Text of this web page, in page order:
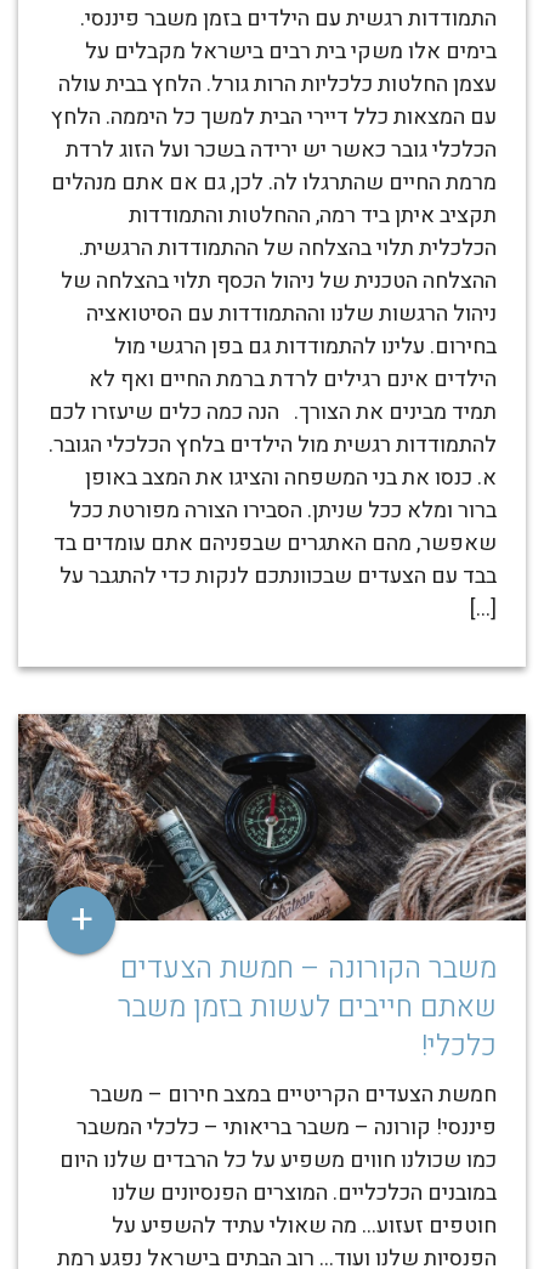
התמודדות רגשית עם הילדים בזמן משבר פיננסי.
בימים אלו משקי בית רבים בישראל מקבלים על
עצמן החלטות כלכליות הרות גורל. הלחץ בבית עולה
עם המצאות כלל דיירי הבית למשך כל היממה. הלחץ
הכלכלי גובר כאשר יש ירידה בשכר ועל הזוג לרדת
מרמת החיים שהתרגלו לה. לכן, גם אם אתם מנהלים
תקציב איתן ביד רמה, ההחלטות והתמודדות
הכלכלית תלוי בהצלחה של ההתמודדות הרגשית.
ההצלחה הטכנית של ניהול הכסף תלוי בהצלחה של
ניהול הרגשות שלנו וההתמודדות עם הסיטואציה
בחירום. עלינו להתמודדות גם בפן הרגשי מול
הילדים אינם רגילים לרדת ברמת החיים ואף לא
תמיד מבינים את הצורך. הנה כמה כלים שיעזרו לכם
להתמודדות רגשית מול הילדים בלחץ הכלכלי הגובר.
א. כנסו את בני המשפחה והציגו את המצב באופן
ברור ומלא ככל שניתן. הסבירו הצורה מפורטת ככל
שאפשר, מהם האתגרים שבפניהם אתם עומדים בד
בבד עם הצעדים שבכוונתכם לנקות כדי להתגבר על
[…]
+
משבר הקורונה – חמשת הצעדים
שאתם חייבים לעשות בזמן משבר
כלכלי!
חמשת הצעדים הקריטיים במצב חירום – משבר
פיננסי! קורונה – משבר בריאותי – כלכלי המשבר
כמו שכולנו חווים משפיע על כל הרבדים שלנו היום
במובנים הכלכליים. המוצרים הפנסיונים שלנו
חוטפים זעזוע… מה שאולי עתיד להשפיע על
הפנסיות שלנו ועוד… רוב הבתים בישראל נפגע רמת